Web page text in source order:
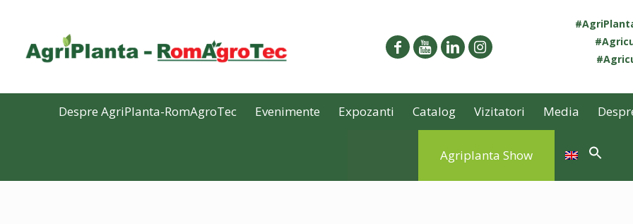
Despre AgriPlanta-RomAgroTec Evenimente Expozanti Catalog Vizitatori Media
Agriplanta Show